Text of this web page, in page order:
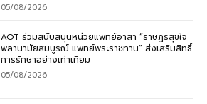
05/08/2026
AOT ร่วมสนับสนุนหน่วยแพทย์อาสา “ราษฎรสุขใจ
พลานามัยสมบูรณ์ แพทย์พระราชทาน” ส่งเสริมสิทธิ์
การรักษาอย่างเท่าเทียม
05/08/2026